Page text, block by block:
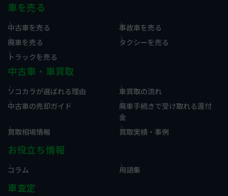
車を売る
中古車を売る
事故車を売る
廃車を売る
タクシーを売る
トラックを売る
中古車・車買取
ソコカラが選ばれる理由
車買取の流れ
中古車の売却ガイド
廃車手続きで受け取れる還付
金
買取相場情報
買取実績・事例
お役立ち情報
コラム 用語集
車査定